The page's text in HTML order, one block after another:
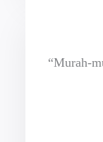
“Murah-